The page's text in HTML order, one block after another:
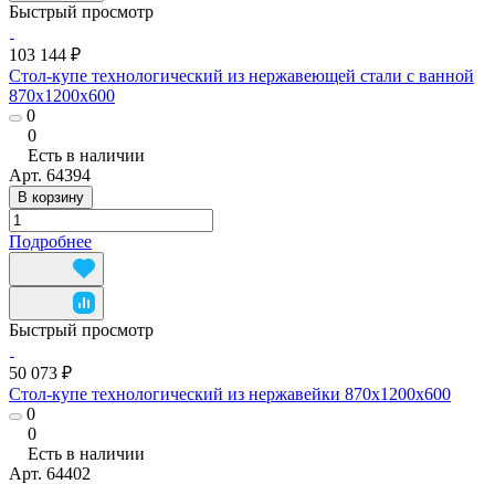
Быстрый просмотр
103 144 ₽
Стол-купе технологический из нержавеющей стали с ванной
870x1200x600
0
0
Есть в наличии
Арт. 64394
В корзину
Подробнее
Быстрый просмотр
50 073 ₽
Стол-купе технологический из нержавейки 870x1200x600
0
0
Есть в наличии
Арт. 64402